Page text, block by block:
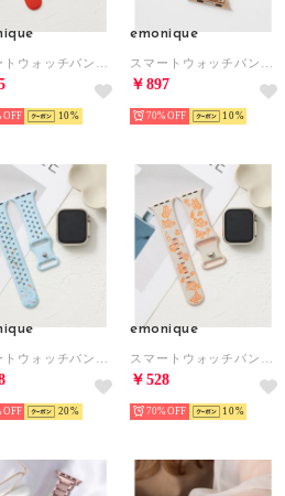
10
emonique
￥897
70% 10
20
emonique
￥528
70% 10